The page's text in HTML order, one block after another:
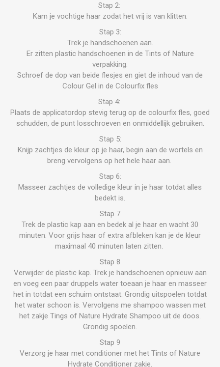
Stap 2:
Kam je vochtige haar zodat het vrij is van klitten.
Stap 3:
Trek je handschoenen aan.
Er zitten plastic handschoenen in de Tints of Nature
verpakking.
Schroef de dop van beide flesjes en giet de inhoud van de
Colour Gel in de Colourfix fles
Stap 4:
Plaats de applicatordop stevig terug op de colourfix fles, goed
schudden, de punt losschroeven en onmiddellijk gebruiken.
Stap 5:
Knijp zachtjes de kleur op je haar, begin aan de wortels en
breng vervolgens op het hele haar aan.
Stap 6:
Masseer zachtjes de volledige kleur in je haar totdat alles
bedekt is.
Stap 7
Trek de plastic kap aan en bedek al je haar en wacht 30
minuten. Voor grijs haar of extra afbleken kan je de kleur
maximaal 40 minuten laten zitten.
Stap 8
Verwijder de plastic kap. Trek je handschoenen opnieuw aan
en voeg een paar druppels water toeaan je haar en masseer
het in totdat een schuim ontstaat. Grondig uitspoelen totdat
het water schoon is. Vervolgens me shampoo wassen met
het zakje Tings of Nature Hydrate Shampoo uit de doos.
Grondig spoelen.
Stap 9
Verzorg je haar met conditioner met het Tints of Nature
Hydrate Conditioner zakje.